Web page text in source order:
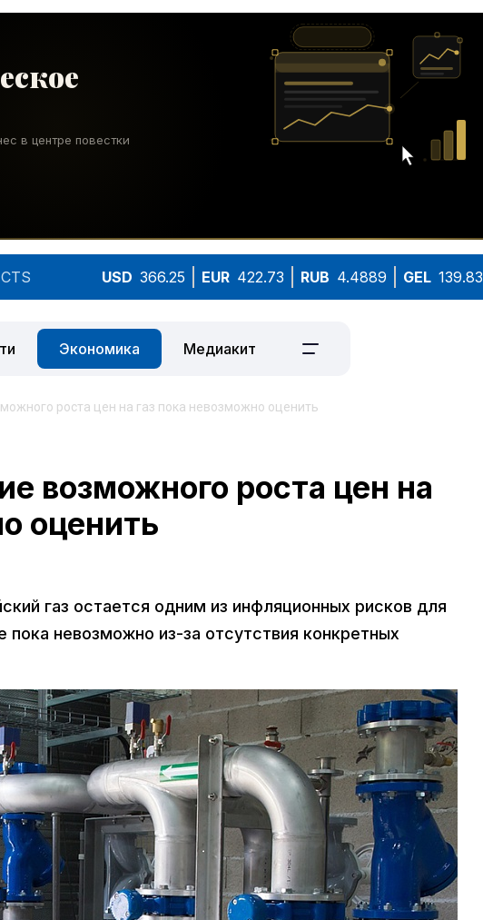
USD 366.25 EUR 422.73 RUB 4.4889 GEL 139.83
Экономика Медиакит
роста цен на газ пока невозможно оценить
возможного роста цен на
оценить
газ остается одним из инфляционных рисков для
пока невозможно из-за отсутствия конкретных